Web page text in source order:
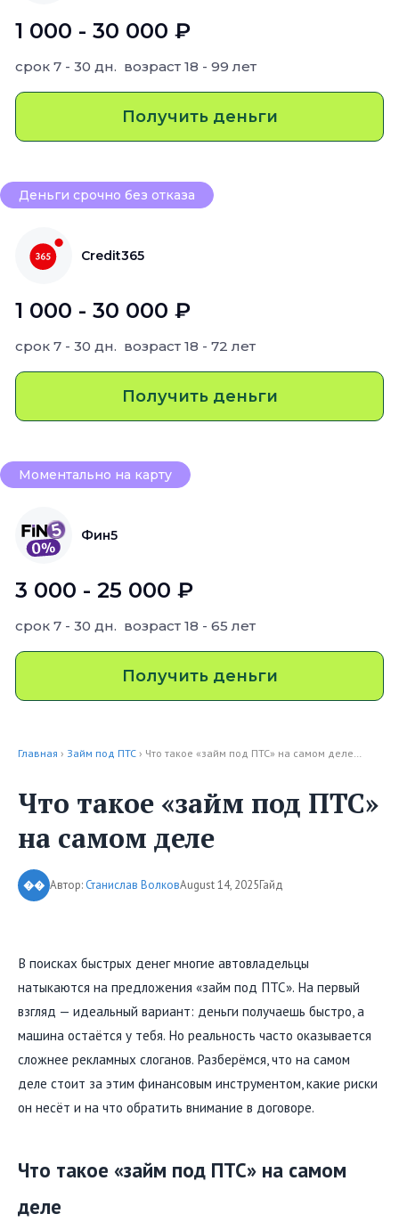
1 000 - 30 000 ₽
срок 7 - 30 дн. возраст 18 - 99 лет
Получить деньги
Деньги срочно без отказа
Credit365
1 000 - 30 000 ₽
срок 7 - 30 дн. возраст 18 - 72 лет
Получить деньги
Моментально на карту
Фин5
3 000 - 25 000 ₽
срок 7 - 30 дн. возраст 18 - 65 лет
Получить деньги
Главная › Займ под ПТС › Что такое «займ под ПТС» на самом деле…
Что такое «займ под ПТС»
на самом деле
�� Автор: Станислав ВолковAugust 14, 2025Гайд
В поисках быстрых денег многие автовладельцы
натыкаются на предложения «займ под ПТС». На первый
взгляд — идеальный вариант: деньги получаешь быстро, а
машина остаётся у тебя. Но реальность часто оказывается
сложнее рекламных слоганов. Разберёмся, что на самом
деле стоит за этим финансовым инструментом, какие риски
он несёт и на что обратить внимание в договоре.
Что такое «займ под ПТС» на самом
деле